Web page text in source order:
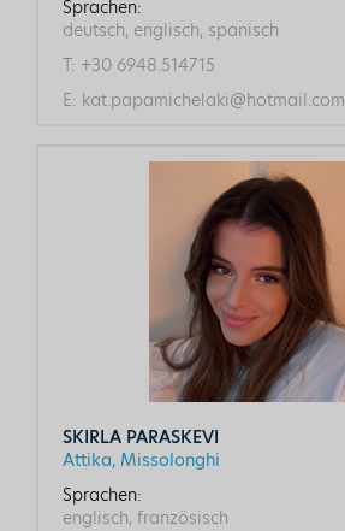
Sprachen:
deutsch, englisch, spanisch
T: +30 6948.514715
E: kat.papamichelaki@hotmail.com
SKIRLA PARASKEVI
Attika, Missolonghi
Sprachen:
englisch, französisch